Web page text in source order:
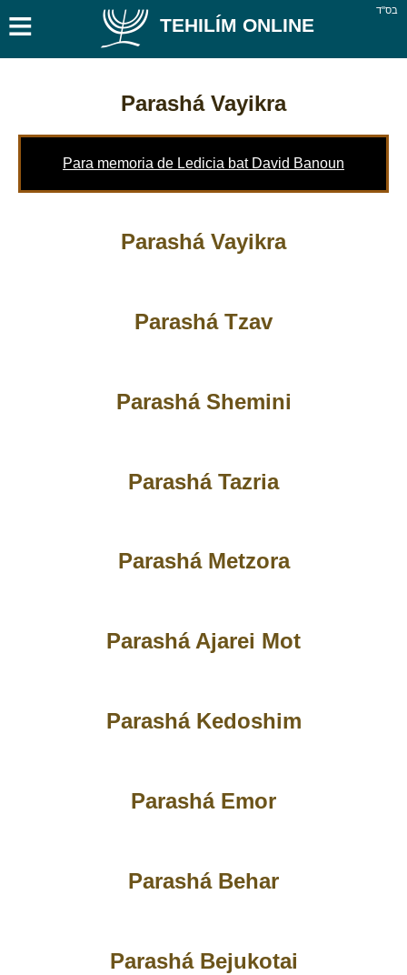
בס''ד ≡ TEHILÍM ONLINE
Parashá Vayikra
Para memoria de Ledicia bat David Banoun
Parashá Vayikra
Parashá Tzav
Parashá Shemini
Parashá Tazria
Parashá Metzora
Parashá Ajarei Mot
Parashá Kedoshim
Parashá Emor
Parashá Behar
Parashá Bejukotai